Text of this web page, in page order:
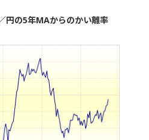
円の5年MAからのかい離率